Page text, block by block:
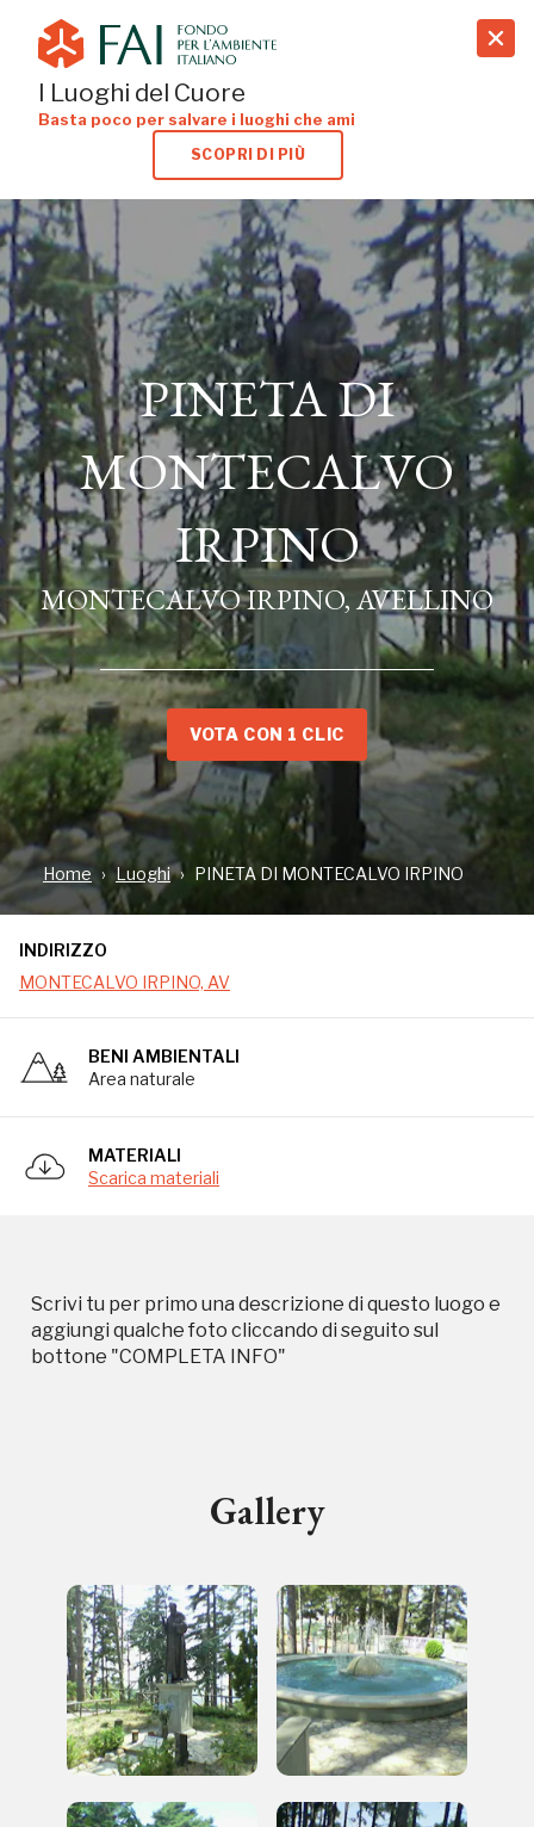
search
I Luoghi del Cuore
Basta poco per salvare i luoghi che ami
SCOPRI DI PIÙ
PINETA DI
MONTECALVO
IRPINO
MONTECALVO IRPINO, AVELLINO
VOTA CON 1 CLIC
Home Luoghi PINETA DI MONTECALVO IRPINO
INDIRIZZO
MONTECALVO IRPINO, AV
BENI AMBIENTALI
Area naturale
MATERIALI
Scarica materiali
Scrivi tu per primo una descrizione di questo luogo e
aggiungi qualche foto cliccando di seguito sul
bottone "COMPLETA INFO"
Gallery
PINETA DI
MONTECALVO
IRPINO
MONTECALVO IRPINO, AVELLINO
INDIRIZZO
MONTECALVO IRPINO, AV
luogo
Registrati alla newsletter
Accedi alle informazioni per te più interessanti,
a quelle inerenti i luoghi più vicini e gli eventi
organizzati